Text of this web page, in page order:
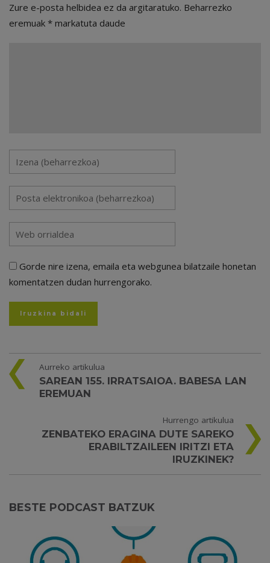
Zure e-posta helbidea ez da argitaratuko. Beharrezko
eremuak * markatuta daude
Gorde nire izena, emaila eta webgunea bilatzaile honetan
komentatzen dudan hurrengorako.
Aurreko artikulua
SAREAN 155. IRRATSAIOA. BABESA LAN
EREMUAN
Hurrengo artikulua
ZENBATEKO ERAGINA DUTE SAREKO
ERABILTZAILEEN IRITZI ETA
IRUZKINEK?
BESTE PODCAST BATZUK